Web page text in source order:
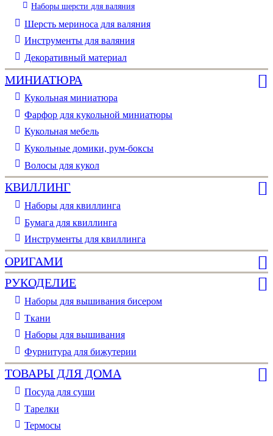
Наборы шерсти для валяния
Шерсть мериноса для валяния
Инструменты для валяния
Декоративный материал
МИНИАТЮРА
Кукольная миниатюра
Фарфор для кукольной миниатюры
Кукольная мебель
Кукольные домики, рум-боксы
Волосы для кукол
КВИЛЛИНГ
Наборы для квиллинга
Бумага для квиллинга
Инструменты для квиллинга
ОРИГАМИ
РУКОДЕЛИЕ
Наборы для вышивания бисером
Ткани
Наборы для вышивания
Фурнитура для бижутерии
ТОВАРЫ ДЛЯ ДОМА
Посуда для суши
Тарелки
Термосы